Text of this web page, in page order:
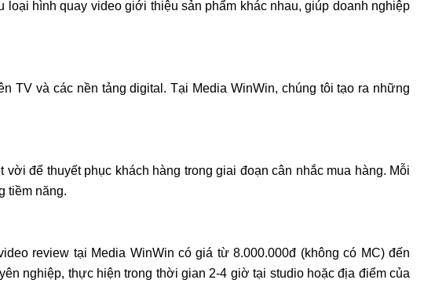
hình quay video giới thiệu sản phẩm khác nhau, giúp doanh nghiệp
TV và các nền tảng digital. Tại Media WinWin, chúng tôi tạo ra những
để thuyết phục khách hàng trong giai đoạn cân nhắc mua hàng. Mỗi
tiềm năng.
review tại Media WinWin có giá từ 8.000.000đ (không có MC) đến
nghiệp, thực hiện trong thời gian 2-4 giờ tại studio hoặc địa điểm của